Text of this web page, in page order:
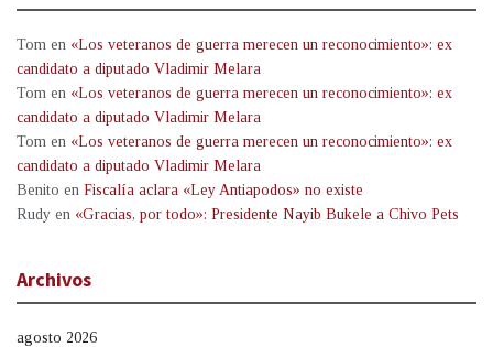
Tom en «Los veteranos de guerra merecen un reconocimiento»: ex
candidato a diputado Vladimir Melara
Tom en «Los veteranos de guerra merecen un reconocimiento»: ex
candidato a diputado Vladimir Melara
Tom en «Los veteranos de guerra merecen un reconocimiento»: ex
candidato a diputado Vladimir Melara
Benito en Fiscalía aclara «Ley Antiapodos» no existe
Rudy en «Gracias, por todo»: Presidente Nayib Bukele a Chivo Pets
Archivos
agosto 2026